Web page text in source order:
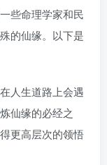
些命理学家和民
的仙缘。以下是
人生道路上会遇
仙缘的必经之
更高层次的领悟